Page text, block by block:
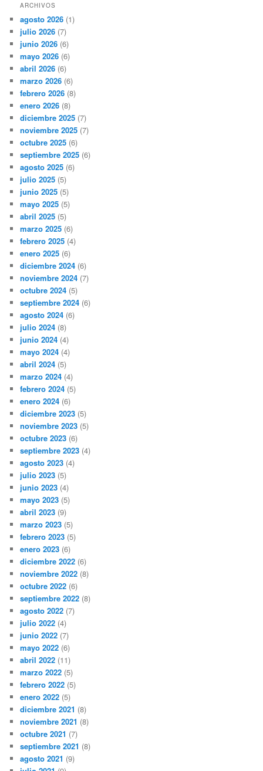
ARCHIVOS
agosto 2026 (1)
julio 2026 (7)
junio 2026 (6)
mayo 2026 (6)
abril 2026 (6)
marzo 2026 (6)
febrero 2026 (8)
enero 2026 (8)
diciembre 2025 (7)
noviembre 2025 (7)
octubre 2025 (6)
septiembre 2025 (6)
agosto 2025 (6)
julio 2025 (5)
junio 2025 (5)
mayo 2025 (5)
abril 2025 (5)
marzo 2025 (6)
febrero 2025 (4)
enero 2025 (6)
diciembre 2024 (6)
noviembre 2024 (7)
octubre 2024 (5)
septiembre 2024 (6)
agosto 2024 (6)
julio 2024 (8)
junio 2024 (4)
mayo 2024 (4)
abril 2024 (5)
marzo 2024 (4)
febrero 2024 (5)
enero 2024 (6)
diciembre 2023 (5)
noviembre 2023 (5)
octubre 2023 (6)
septiembre 2023 (4)
agosto 2023 (4)
julio 2023 (5)
junio 2023 (4)
mayo 2023 (5)
abril 2023 (9)
marzo 2023 (5)
febrero 2023 (5)
enero 2023 (6)
diciembre 2022 (6)
noviembre 2022 (8)
octubre 2022 (6)
septiembre 2022 (8)
agosto 2022 (7)
julio 2022 (4)
junio 2022 (7)
mayo 2022 (6)
abril 2022 (11)
marzo 2022 (5)
febrero 2022 (5)
enero 2022 (5)
diciembre 2021 (8)
noviembre 2021 (8)
octubre 2021 (7)
septiembre 2021 (8)
agosto 2021 (9)